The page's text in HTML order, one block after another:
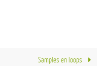
Samples en loops